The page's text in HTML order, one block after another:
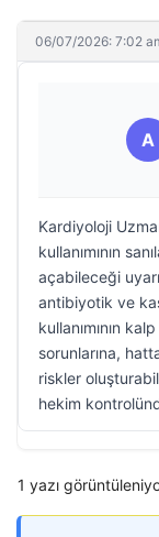
06/07/2026: 7:02
A
Kardiyoloji
kullanımının
açabileceği
antibiyotik ve
kullanımının
sorunlarına,
riskler
hekim
1 yazı